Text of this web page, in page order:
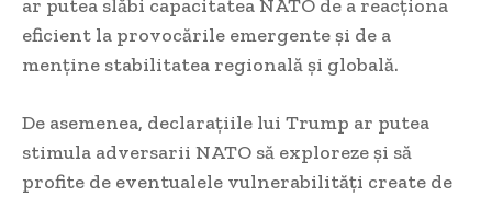
ar putea slăbi capacitatea NATO de a reacționa
eficient la provocările emergente și de a
menține stabilitatea regională și globală.
De asemenea, declarațiile lui Trump ar putea
stimula adversarii NATO să exploreze și să
profite de eventualele vulnerabilități create de